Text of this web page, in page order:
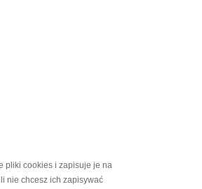
pliki cookies i zapisuje je na
nie chcesz ich zapisywać